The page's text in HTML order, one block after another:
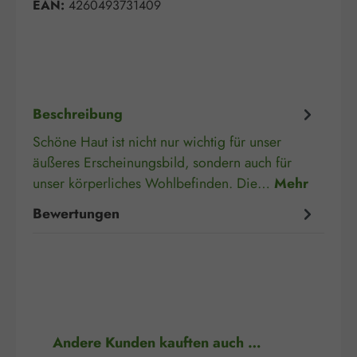
EAN: 4260493731409
Beschreibung
Schöne Haut ist nicht nur wichtig für unser
äußeres Erscheinungsbild, sondern auch für
unser körperliches Wohlbefinden. Die… Mehr
Bewertungen
Produktgalerie überspringen
Andere Kunden kauften auch …